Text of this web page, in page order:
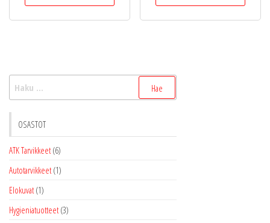
tuotteen
Haku:
OSASTOT
ATK Tarvikkeet (6)
Autotarvikkeet (1)
Elokuvat (1)
Hygieniatuotteet (3)